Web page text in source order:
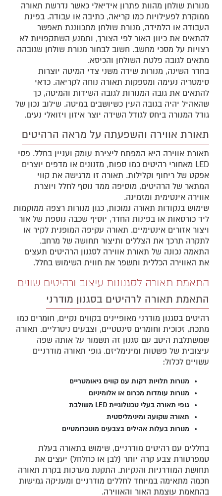
מנורות שולחן מהוות פתרון אידיאלי כאשר נדרשת תאורה
ממוקדת לפעילויות כמו קריאה, כתיבה או עבודה. בפינת
העבודה או הלמידה, מנורת שולחן מתכווננת תאפשר
להתאים את כיוון האור לפי הצורך, ותמנע השתקפויות לא
רצויות על מסכי מחשב. חשוב לבחור מנורת שולחן שגובהה
מתאים לגובה פלטת השולחן והכיסא.
בחדר השינה, מנורות שידה משני צדי המיטה יוצרות
סימטריה נעימה ומספקות תאורה נוחה לקריאה. כדאי
להתאים את גובה המנורות לגובה השידות והמיטה, כך
שהאהיל יהיה בגובה העין כשיושבים במיטה. שילוב נכון של
גודל המנורה ביחס לגודל השידה יוצר איזון ויזואלי נעים.
תאורת אווירה והשפעתה על מראה הרהיטים
תאורת אווירה היא המפתח ליצירת עומק ועניין בחלל. פסי
LED מאחורי רהיטים כמו ספות, מזנונים או מדפים יוצרים
אפקט של ריחוף וקלילות. תאורה זו מדגישה את קווי
המתאר של הרהיטים, מוסיפה ממד נוסף לחלל ויוצרת
אווירה אינטימית ומזמינה.
שימוש בנקודות תאורה נמוכות, כגון מנורות רצפה ממוקמות
ליד כורסאות או בפינות החדר, יוסיף שכבה נוספת של אור
ויצור אזורים אינטימיים. תאורה עקיפה המופנית לקיר או
לתקרה תרכך את הצללים ותיצור תחושה של מרחב.
התאמה נכונה של תאורת אווירה לסגנון הרהיטים תעצים
את האווירה הכללית ותשפר את חווית השימוש בחלל.
התאמת תאורה לסגנונות עיצוב ורהיטים שונים
התאמת תאורה לרהיטים בסגנון מודרני
רהיטים בסגנון מודרני מאופיינים בקווים נקיים, חומרים כמו
מתכת, זכוכית וחומרים סינטטיים, וצבעים ניטרליים. תאורה
שמשתלבת היטב עם סגנון זה תשמור על אותה שפה
עיצובית של פשטות ומינימליזם. גופי תאורה מודרניים
עשויים לכלול:
מנורות תלויות דקות עם קווים גיאומטריים
מנורות עומדות מכרום או אלומיניום
גופי תאורה בעלי טכנולוגיית LED משולבת
תאורה שקועה ומינימליסטית
מנורות בעלות אהילים בצבעים מונוכרומטיים
בחללים עם רהיטים מודרניים, שימוש בתאורה בעלת
טמפרטורת צבע קרה יותר (לבן או כחלחל) יעצים את
תחושת המודרניות והנקיות. התקנת מערכות בקרת תאורה
חכמה מתאימה במיוחד לחללים מודרניים ומעניקה גמישות
בהתאמת עוצמת האור והאווירה.